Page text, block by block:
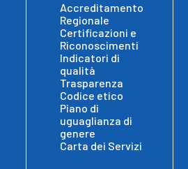
Accreditamento
Regionale
Certificazioni e
Riconoscimenti
Indicatori di
qualità
Trasparenza
Codice etico
Piano di
uguaglianza di
genere
Carta dei Servizi